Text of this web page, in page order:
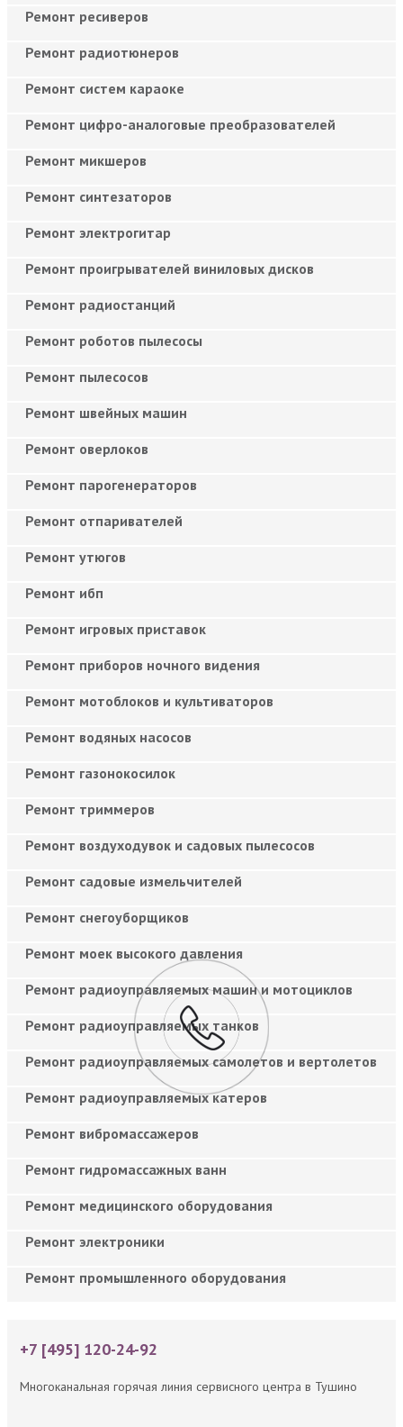
Ремонт ресиверов
Ремонт радиотюнеров
Ремонт систем караоке
Ремонт цифро-аналоговые преобразователей
Ремонт микшеров
Ремонт синтезаторов
Ремонт электрогитар
Ремонт проигрывателей виниловых дисков
Ремонт радиостанций
Ремонт роботов пылесосы
Ремонт пылесосов
Ремонт швейных машин
Ремонт оверлоков
Ремонт парогенераторов
Ремонт отпаривателей
Ремонт утюгов
Ремонт ибп
Ремонт игровых приставок
Ремонт приборов ночного видения
Ремонт мотоблоков и культиваторов
Ремонт водяных насосов
Ремонт газонокосилок
Ремонт триммеров
Ремонт воздуходувок и садовых пылесосов
Ремонт садовые измельчителей
Ремонт снегоуборщиков
Ремонт моек высокого давления
Ремонт радиоуправляемых машин и мотоциклов
Ремонт радиоуправляемых танков
Ремонт радиоуправляемых самолетов и вертолетов
Ремонт радиоуправляемых катеров
Ремонт вибромассажеров
Ремонт гидромассажных ванн
Ремонт медицинского оборудования
Ремонт электроники
Ремонт промышленного оборудования
+7 [495] 120-24-92
Многоканальная горячая линия сервисного центра в Тушино